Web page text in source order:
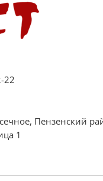
л
22
Пензенский
1